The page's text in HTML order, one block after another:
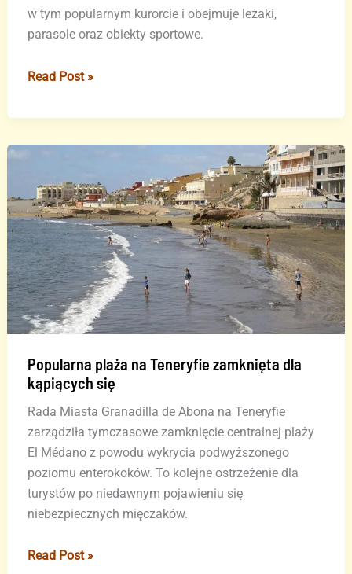
w tym popularnym kurorcie i obejmuje leżaki,
parasole oraz obiekty sportowe.
Arona
za
plażach
Teneryfy
Read Post »
Popularna plaża na Teneryfie zamknięta dla
kąpiących się
Rada Miasta Granadilla de Abona na Teneryfie
zarządziła tymczasowe zamknięcie centralnej plaży
El Médano z powodu wykrycia podwyższonego
poziomu enterokoków. To kolejne ostrzeżenie dla
turystów po niedawnym pojawieniu się
niebezpiecznych mięczaków.
Popularna
Read Post »